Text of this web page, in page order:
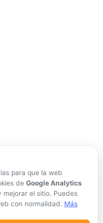
para que la web
de Google Analytics
mejorar el sitio. Puedes
con normalidad. Más